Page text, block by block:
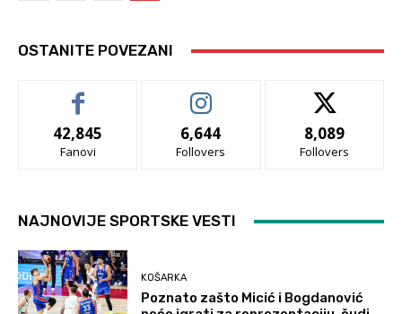
OSTANITE POVEZANI
42,845
Fanovi
6,644
Follovers
8,089
Follovers
NAJNOVIJE SPORTSKE VESTI
KOŠARKA
Poznato zašto Micić i Bogdanović